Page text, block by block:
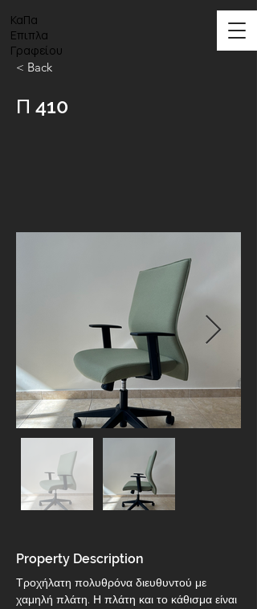
ΚαΠα
Επιπλα
Γραφείου
< Back
Π 410
Property Description
Τροχήλατη πολυθρόνα διευθυντού με
χαμηλή πλάτη. Η πλάτη και το κάθισμα είναι